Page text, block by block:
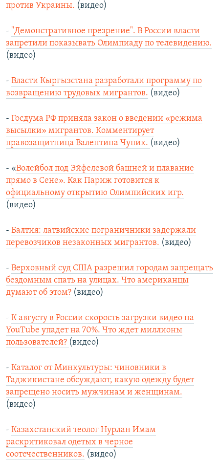
против Украины. (видео)
- "Демонстративное презрение". В России власти
запретили показывать Олимпиаду по телевидению.
(видео)
- Власти Кыргызстана разработали программу по
возвращению трудовых мигрантов. (видео)
- Госдума РФ приняла закон о введении «режима
высылки» мигрантов. Комментирует
правозащитница Валентина Чупик. (видео)
- «Волейбол под Эйфелевой башней и плавание
прямо в Сене». Как Париж готовится к
официальному открытию Олимпийских игр.
(видео)
- Балтия: латвийские пограничники задержали
перевозчиков незаконных мигрантов. (видео)
- Верховный суд США разрешил городам запрещать
бездомным спать на улицах. Что американцы
думают об этом? (видео)
- К августу в России скорость загрузки видео на
YouTube упадет на 70%. Что ждет миллионы
пользователей? (видео)
- Каталог от Минкультуры: чиновники в
Таджикистане обсуждают, какую одежду будет
запрещено носить мужчинам и женщинам.
(видео)
- Казахстанский теолог Нурлан Имам
раскритиковал одетых в черное
соотечественников. (видео)